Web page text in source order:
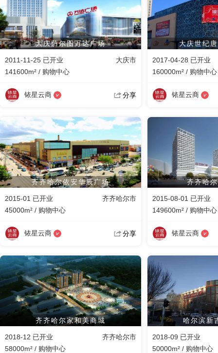
大庆萨尔图万达广场
2011-11-25 已开业
大庆市
141600m² / 购物中心
铱星云商 分享
大庆世纪
2017-04-28 已开业
160000m² / 购物中心
铱星云商
齐齐哈尔依安华辰广场
2015-01 已开业
齐齐哈尔市
45000m² / 购物中心
铱星云商 分享
齐齐哈
2015-08-01 已开业
149600m² / 购物中心
铱星云商
齐齐哈尔家和美商城
2018-12 已开业
齐齐哈尔市
58000m² / 购物中心
哈尔滨新
2018-09 已开业
50000m² / 购物中心